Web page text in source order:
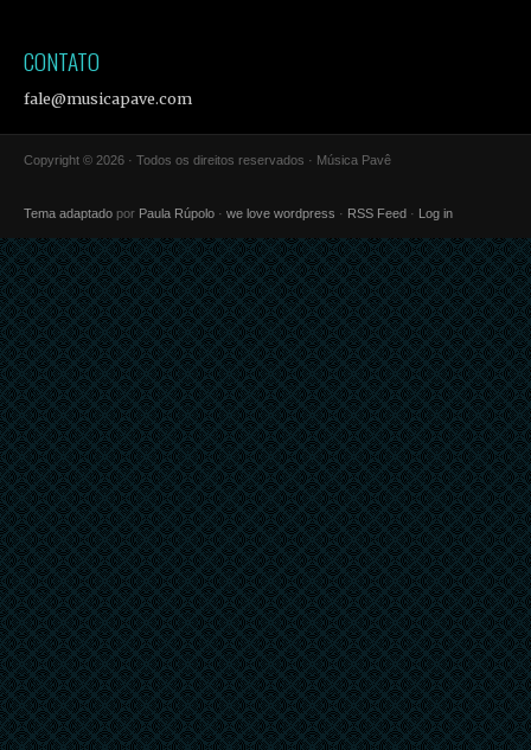
CONTATO
fale@musicapave.com
Copyright © 2026 · Todos os direitos reservados · Música Pavê
Tema adaptado por Paula Rúpolo · we love wordpress · RSS Feed · Log in